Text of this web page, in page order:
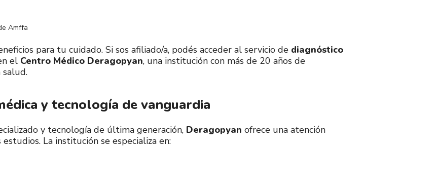
Amffa
para tu cuidado. Si sos afiliado/a, podés acceder al servicio de diagnóstico
el Centro Médico Deragopyan, una institución con más de 20 años de
y tecnología de vanguardia
y tecnología de última generación, Deragopyan ofrece una atención
La institución se especializa en: